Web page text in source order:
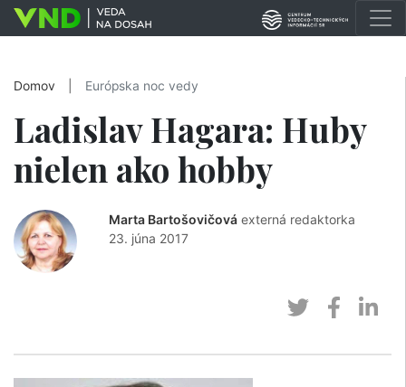
Domov Európska noc vedy
Ladislav Hagara: Huby
nielen ako hobby
Marta Bartošovičová externá redaktorka
23. júna 2017